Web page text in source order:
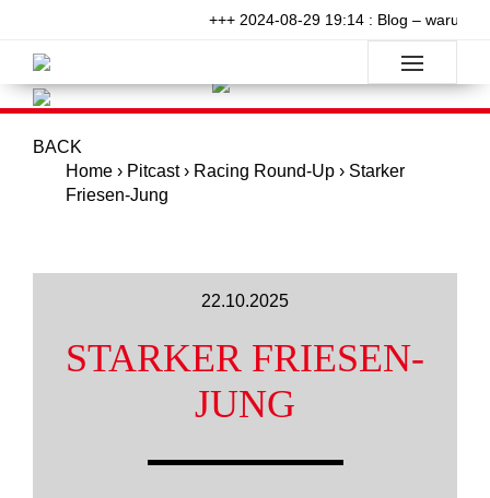
+++ 2024-08-29 19:14 : Blog – warum
BACK
Home › Pitcast› Racing Round-Up › Starker
Friesen-Jung
22.10.2025
STARKER FRIESEN-
JUNG